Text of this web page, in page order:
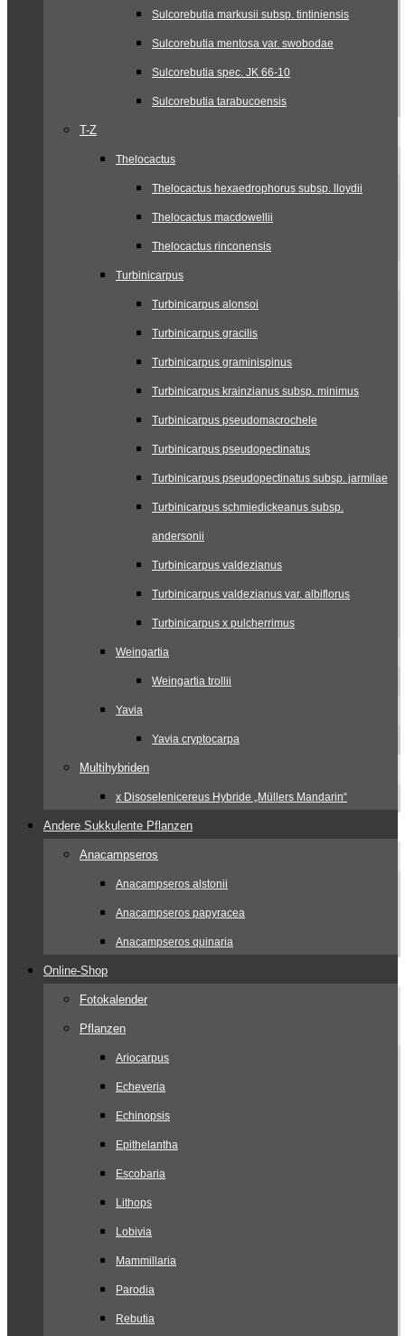
Sulcorebutia markusii subsp. tintiniensis
Sulcorebutia mentosa var. swobodae
Sulcorebutia spec. JK 66-10
Sulcorebutia tarabucoensis
T-Z
Thelocactus
Thelocactus hexaedrophorus subsp. lloydii
Thelocactus macdowellii
Thelocactus rinconensis
Turbinicarpus
Turbinicarpus alonsoi
Turbinicarpus gracilis
Turbinicarpus graminispinus
Turbinicarpus krainzianus subsp. minimus
Turbinicarpus pseudomacrochele
Turbinicarpus pseudopectinatus
Turbinicarpus pseudopectinatus subsp. jarmilae
Turbinicarpus schmiedickeanus subsp.
andersonii
Turbinicarpus valdezianus
Turbinicarpus valdezianus var. albiflorus
Turbinicarpus x pulcherrimus
Weingartia
Weingartia trollii
Yavia
Yavia cryptocarpa
Multihybriden
x Disoselenicereus Hybride „Müllers Mandarin“
Andere Sukkulente Pflanzen
Anacampseros
Anacampseros alstonii
Anacampseros papyracea
Anacampseros quinaria
Online-Shop
Fotokalender
Pflanzen
Ariocarpus
Echeveria
Echinopsis
Epithelantha
Escobaria
Lithops
Lobivia
Mammillaria
Parodia
Rebutia